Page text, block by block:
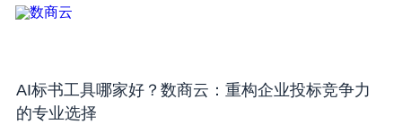
AI标书工具哪家好？数商云：重构企业投标竞争力
的专业选择